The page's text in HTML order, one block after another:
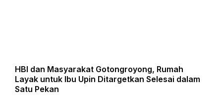
HBI dan Masyarakat Gotongroyong, Rumah
Layak untuk Ibu Upin Ditargetkan Selesai dalam
Satu Pekan